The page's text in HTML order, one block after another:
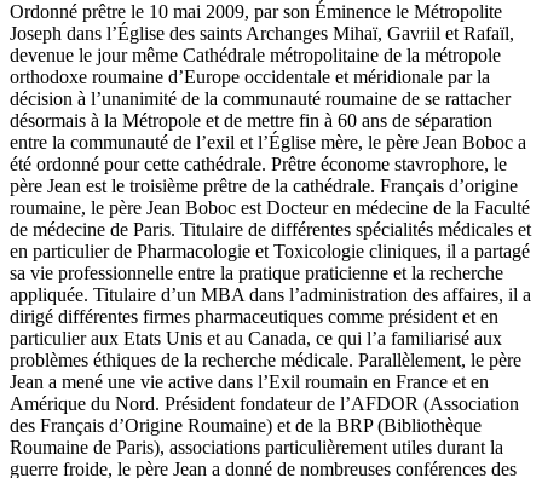
Ordonné prêtre le 10 mai 2009, par son Éminence le Métropolite
Joseph dans l’Église des saints Archanges Mihaï, Gavriil et Rafaïl,
devenue le jour même Cathédrale métropolitaine de la métropole
orthodoxe roumaine d’Europe occidentale et méridionale par la
décision à l’unanimité de la communauté roumaine de se rattacher
désormais à la Métropole et de mettre fin à 60 ans de séparation
entre la communauté de l’exil et l’Église mère, le père Jean Boboc a
été ordonné pour cette cathédrale. Prêtre économe stavrophore, le
père Jean est le troisième prêtre de la cathédrale. Français d’origine
roumaine, le père Jean Boboc est Docteur en médecine de la Faculté
de médecine de Paris. Titulaire de différentes spécialités médicales et
en particulier de Pharmacologie et Toxicologie cliniques, il a partagé
sa vie professionnelle entre la pratique praticienne et la recherche
appliquée. Titulaire d’un MBA dans l’administration des affaires, il a
dirigé différentes firmes pharmaceutiques comme président et en
particulier aux Etats Unis et au Canada, ce qui l’a familiarisé aux
problèmes éthiques de la recherche médicale. Parallèlement, le père
Jean a mené une vie active dans l’Exil roumain en France et en
Amérique du Nord. Président fondateur de l’AFDOR (Association
des Français d’Origine Roumaine) et de la BRP (Bibliothèque
Roumaine de Paris), associations particulièrement utiles durant la
guerre froide, le père Jean a donné de nombreuses conférences des